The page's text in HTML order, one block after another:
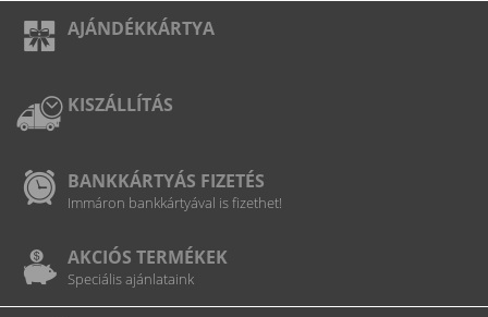
AJÁNDÉKKÁRTYA
KISZÁLLÍTÁS
BANKKÁRTYÁS FIZETÉS
Immáron bankkártyával is fizethet!
AKCIÓS TERMÉKEK
Speciális ajánlataink